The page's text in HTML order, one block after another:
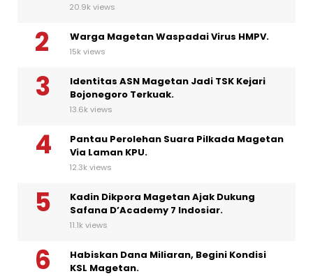
20.9k views
Warga Magetan Waspadai Virus HMPV.
15k views
Identitas ASN Magetan Jadi TSK Kejari
Bojonegoro Terkuak.
13.6k views
Pantau Perolehan Suara Pilkada Magetan
Via Laman KPU.
12.3k views
Kadin Dikpora Magetan Ajak Dukung
Safana D’Academy 7 Indosiar.
11.1k views
Habiskan Dana Miliaran, Begini Kondisi
KSL Magetan.